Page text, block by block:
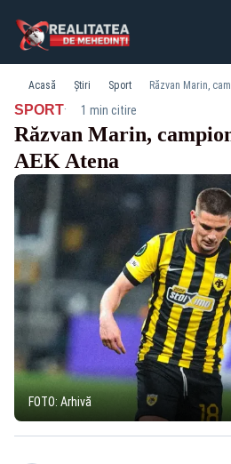
Acasă Știri Sport Răzvan Marin,
SPORT· 1 min citire
Răzvan Marin,
AEK Atena
FOTO: Arhivă